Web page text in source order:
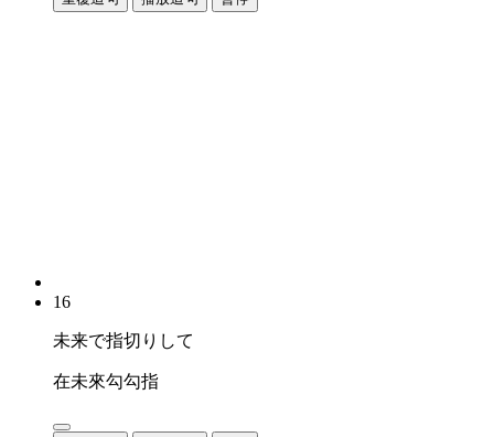
16
未来で指切りして
在未來勾勾指